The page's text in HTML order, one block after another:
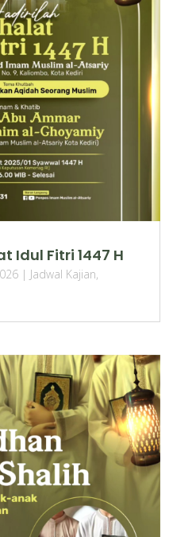
Idul Fitri 1447 H
| Jadwal Kajian,